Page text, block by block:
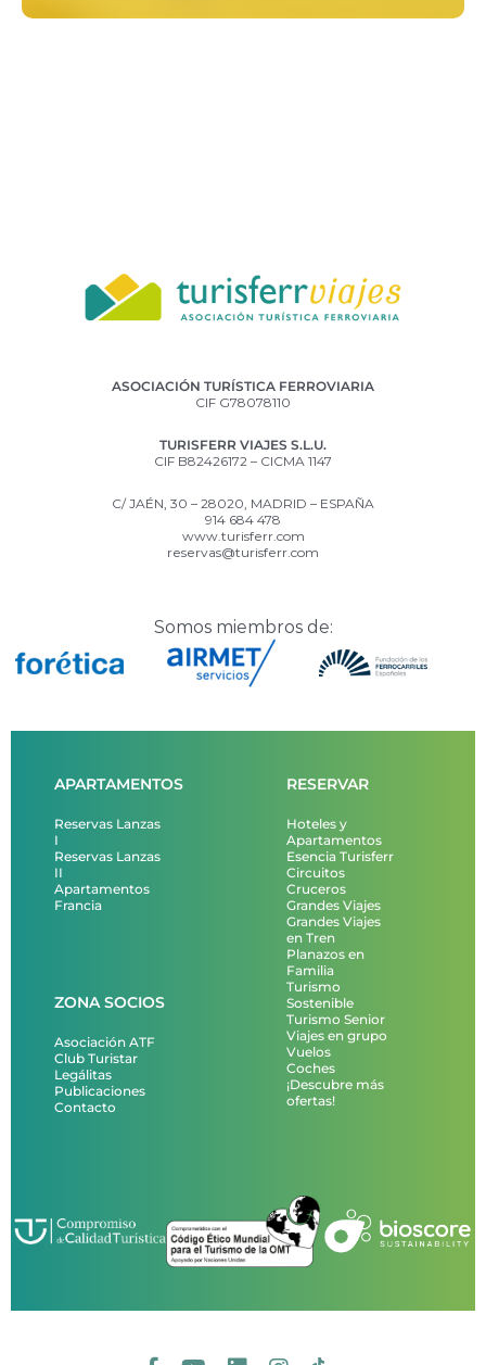
ASOCIACIÓN TURÍSTICA FERROVIARIA
CIF G78078110
TURISFERR VIAJES S.L.U.
CIF B82426172 – CICMA 1147
C/ JAÉN, 30 – 28020, MADRID – ESPAÑA
914 684 478
www.turisferr.com
reservas@turisferr.com
APARTAMENTOS
Reservas Lanzas
I
Reservas Lanzas
II
Apartamentos
Francia
ZONA SOCIOS
Asociación ATF
Club Turistar
Legálitas
Publicaciones
Contacto
RESERVAR
Hoteles y
Apartamentos
Esencia Turisferr
Circuitos
Cruceros
Grandes Viajes
Grandes Viajes
en Tren
Planazos en
Familia
Turismo
Sostenible
Turismo Senior
Viajes en grupo
Vuelos
Coches
¡Descubre más
ofertas!
Somos miembros de: